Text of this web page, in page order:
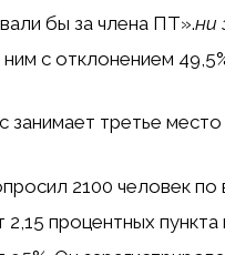
бы за члена ПТ».ни
с отклонением
занимает третье
2100 человек
2,15 процентных